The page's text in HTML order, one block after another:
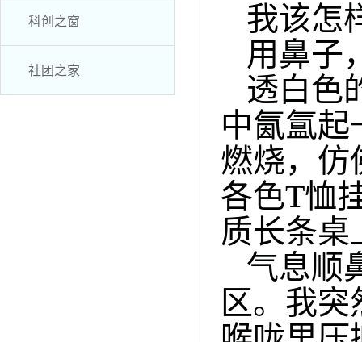
科创之窗
社团之家
我该怎
用鼻子
透白色
中氤氲起
燃烧，仿
各色T恤
质长条桌
气息顺
区。我